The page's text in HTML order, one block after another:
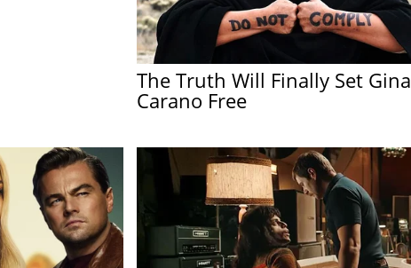
The Truth Will Finally Set Gina
Carano Free